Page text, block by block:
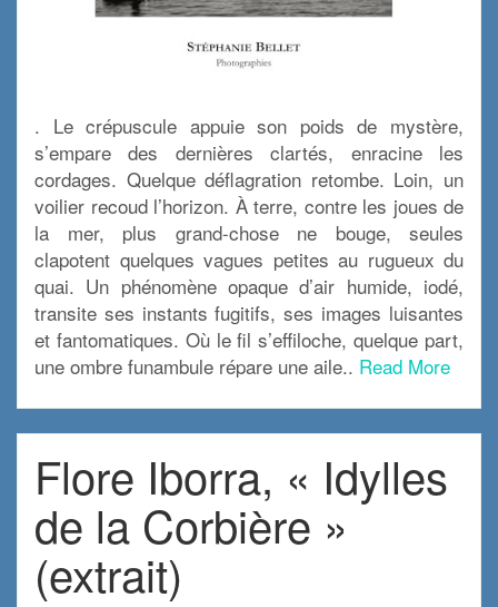
. Le crépuscule appuie son poids de mystère,
s’empare des dernières clartés, enracine les
cordages. Quelque déflagration retombe. Loin, un
voilier recoud l’horizon. À terre, contre les joues de
la mer, plus grand-chose ne bouge, seules
clapotent quelques vagues petites au rugueux du
quai. Un phénomène opaque d’air humide, iodé,
transite ses instants fugitifs, ses images luisantes
et fantomatiques. Où le fil s’effiloche, quelque part,
une ombre funambule répare une aile.. Read More
Flore Iborra, « Idylles
de la Corbière »
(extrait)